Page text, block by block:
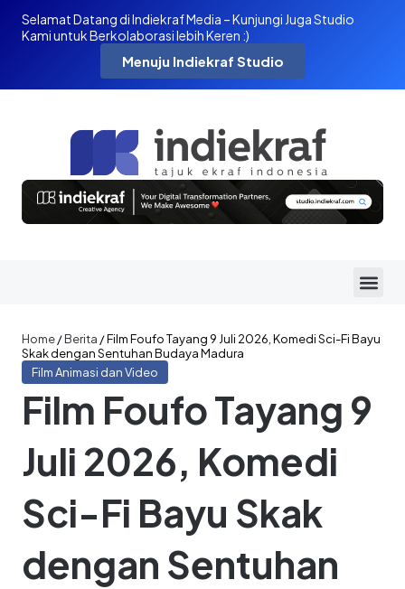
Selamat Datang di Indiekraf Media – Kunjungi Juga Studio
Kami untuk Berkolaborasi lebih Keren :)
Menuju Indiekraf Studio
Home/Berita /Film Foufo Tayang 9 Juli 2026, Komedi Sci-Fi Bayu
Skak dengan Sentuhan Budaya Madura
Film Animasi dan Video
Film Foufo Tayang 9
Juli 2026, Komedi
Sci-Fi Bayu Skak
dengan Sentuhan